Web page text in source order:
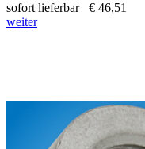
sofort lieferbar
€ 46,51
weiter